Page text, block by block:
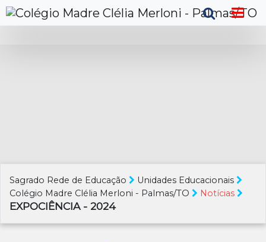
Sagrado Rede de Educação
Unidades Educacionais
Colégio Madre Clélia Merloni - Palmas/TO
Notícias
EXPOCIÊNCIA - 2024